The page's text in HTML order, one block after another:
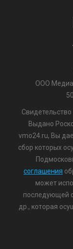
ООО
Выдано
vmo24.ru, Вы
сбор которых
соглашения
может
последующей
др., которая